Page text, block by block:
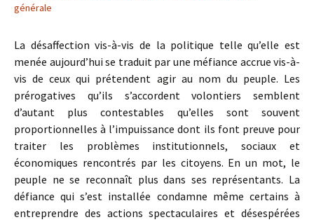
générale
La désaffection vis-à-vis de la politique telle qu’elle est
menée aujourd’hui se traduit par une méfiance accrue vis-à-
vis de ceux qui prétendent agir au nom du peuple. Les
prérogatives qu’ils s’accordent volontiers semblent
d’autant plus contestables qu’elles sont souvent
proportionnelles à l’impuissance dont ils font preuve pour
traiter les problèmes institutionnels, sociaux et
économiques rencontrés par les citoyens. En un mot, le
peuple ne se reconnaît plus dans ses représentants. La
défiance qui s’est installée condamne même certains à
entreprendre des actions spectaculaires et désespérées